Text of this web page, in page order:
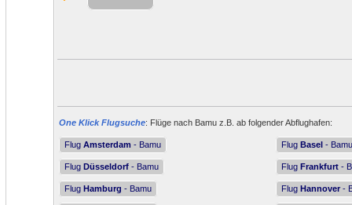
One Klick Flugsuche: Flüge nach Bamu z.B. ab folgender Abflughafen:
Flug Amsterdam - Bamu Flug Basel - Bamu
Flug Düsseldorf - Bamu Flug Frankfurt -
Flug Hamburg - Bamu Flug Hannover -